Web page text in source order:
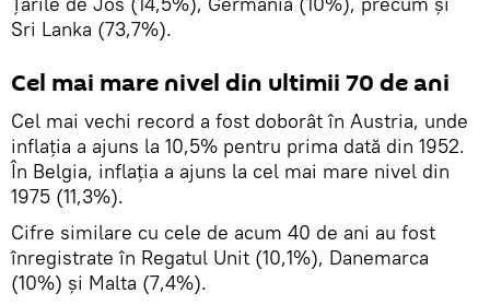
Sri Lanka (73,7%).
Cel mai mare nivel din ultimii 70 de ani
Cel mai vechi record a fost doborât în Austria, unde
inflația a ajuns la 10,5% pentru prima dată din 1952.
În Belgia, inflaţia a ajuns la cel mai mare nivel din
1975 (11,3%).
Cifre similare cu cele de acum 40 de ani au fost
înregistrate în Regatul Unit (10,1%), Danemarca
(10%) și Malta (7,4%).